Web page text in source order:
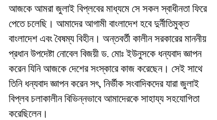
আজকে আমরা জুলাই বিপ্লবের মাধ্যমে সে সকল স্বাধীনতা ফিরে
পেতে চলেছি। আমাদের আগামী বাংলাদেশ হবে দুর্নীতিমুক্ত
বাংলাদেশ এবং বৈষম্য বিহীন। অন্তবর্তী কালীন সরকারের মাননীয়
প্রধান উপদেষ্টা নোবেল বিজয়ী ড. মোঃ ইউনুসকে ধন্যবাদ জ্ঞাপন
করেন যিনি আজকে দেশের সংস্কারে কাজ করেছেন। সেই সাথে
তিনি ধন্যবাদ জ্ঞাপন করেন সৎ, নির্ভীক সংবাদিকদের যারা জুলাই
বিপ্লব চলাকালীন বিভিন্নভাবে আমাদেরকে সাহায্য সহযোগিতা
করেছিলেন।